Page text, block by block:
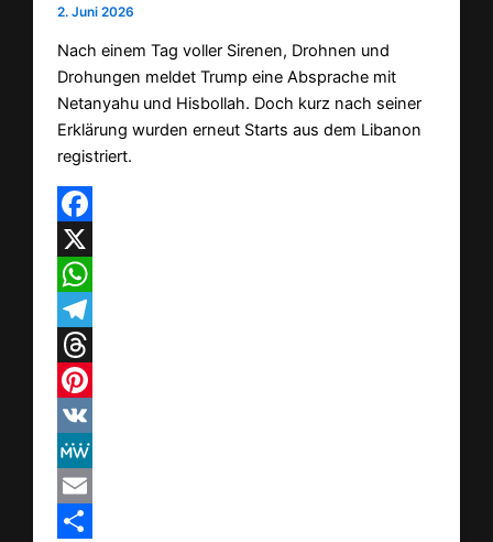
2. Juni 2026
Nach einem Tag voller Sirenen, Drohnen und
Drohungen meldet Trump eine Absprache mit
Netanyahu und Hisbollah. Doch kurz nach seiner
Erklärung wurden erneut Starts aus dem Libanon
registriert.
Facebook
X
WhatsApp
Telegram
Threads
Pinterest
VK
MeWe
Email